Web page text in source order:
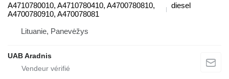
A4710780010, A4710780410, A4700780810,
A4700780910, A470078081
diesel
Lituanie, Panevėžys
UAB Aradnis